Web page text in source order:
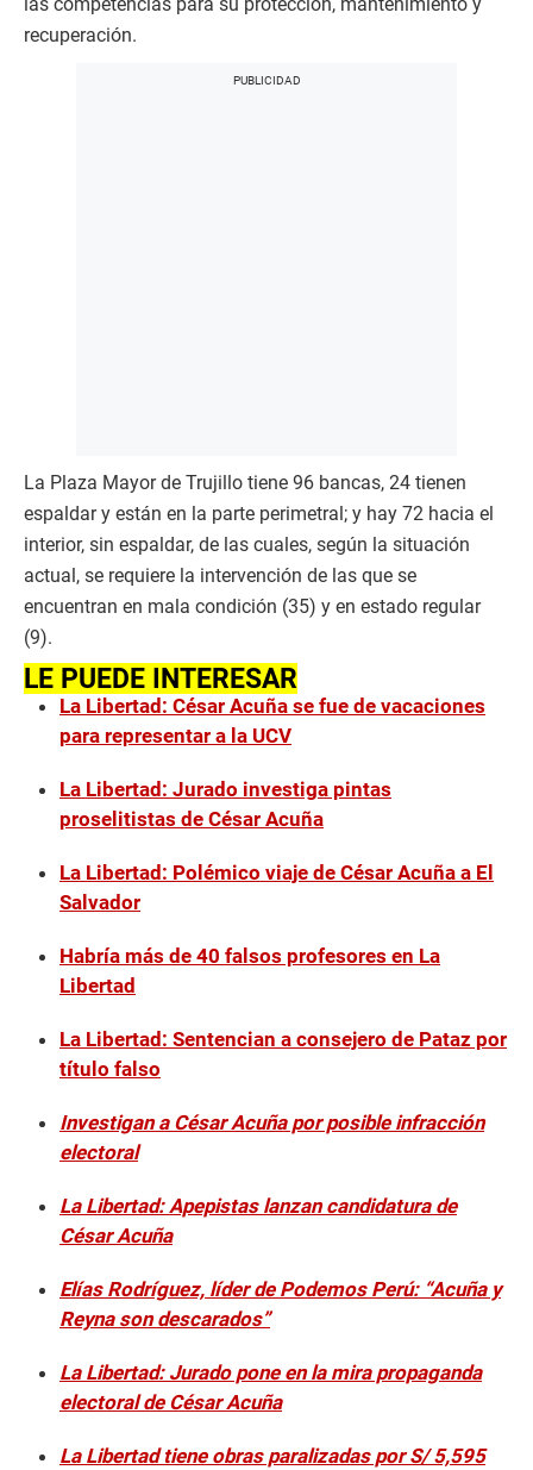
las competencias para su protección, mantenimiento y
recuperación.
La Plaza Mayor de Trujillo tiene 96 bancas, 24 tienen
espaldar y están en la parte perimetral; y hay 72 hacia el
interior, sin espaldar, de las cuales, según la situación
actual, se requiere la intervención de las que se
encuentran en mala condición (35) y en estado regular
(9).
LE PUEDE INTERESAR
La Libertad: César Acuña se fue de vacaciones
para representar a la UCV
La Libertad: Jurado investiga pintas
proselitistas de César Acuña
La Libertad: Polémico viaje de César Acuña a El
Salvador
Habría más de 40 falsos profesores en La
Libertad
La Libertad: Sentencian a consejero de Pataz por
título falso
Investigan a César Acuña por posible infracción
electoral
La Libertad: Apepistas lanzan candidatura de
César Acuña
Elías Rodríguez, líder de Podemos Perú: “Acuña y
Reyna son descarados”
La Libertad: Jurado pone en la mira propaganda
electoral de César Acuña
La Libertad tiene obras paralizadas por S/ 5,595